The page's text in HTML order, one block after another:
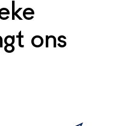
ons